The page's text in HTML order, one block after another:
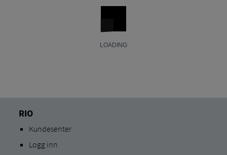
RIO
Kundesenter
Logg inn